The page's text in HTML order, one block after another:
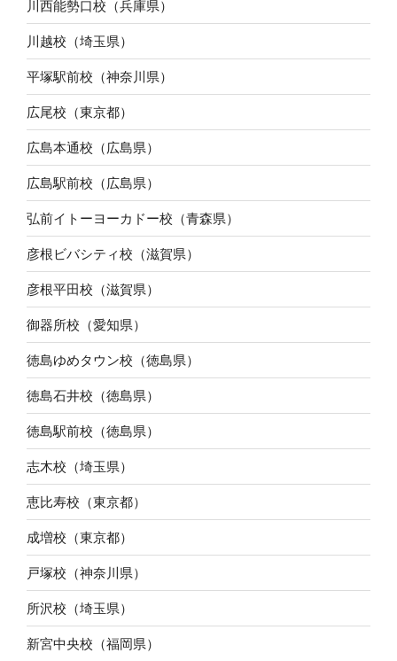
川西能勢口校（兵庫県）
川越校（埼玉県）
平塚駅前校（神奈川県）
広尾校（東京都）
広島本通校（広島県）
広島駅前校（広島県）
弘前イトーヨーカドー校（青森県）
彦根ビバシティ校（滋賀県）
彦根平田校（滋賀県）
御器所校（愛知県）
徳島ゆめタウン校（徳島県）
徳島石井校（徳島県）
徳島駅前校（徳島県）
志木校（埼玉県）
恵比寿校（東京都）
成増校（東京都）
戸塚校（神奈川県）
所沢校（埼玉県）
新宮中央校（福岡県）